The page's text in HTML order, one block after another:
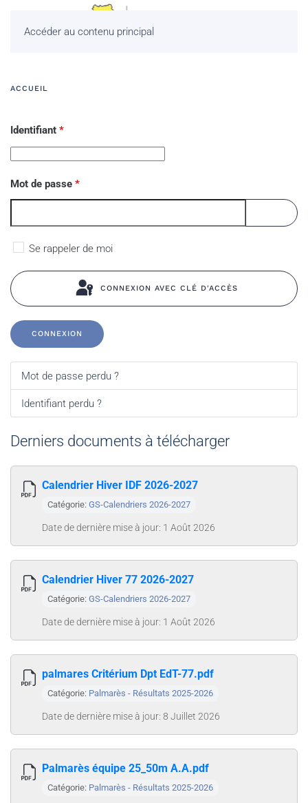
Accéder au contenu principal
ACCUEIL
Identifiant *
Mot de passe *
Se rappeler de moi
CONNEXION AVEC CLÉ D'ACCÈS
CONNEXION
Mot de passe perdu ?
Identifiant perdu ?
Derniers documents à télécharger
Calendrier Hiver IDF 2026-2027
Catégorie: GS-Calendriers 2026-2027
Date de dernière mise à jour: 1 Août 2026
Calendrier Hiver 77 2026-2027
Catégorie: GS-Calendriers 2026-2027
Date de dernière mise à jour: 1 Août 2026
palmares Critérium Dpt EdT-77.pdf
Catégorie: Palmarès - Résultats 2025-2026
Date de dernière mise à jour: 8 Juillet 2026
Palmarès équipe 25_50m A.A.pdf
Catégorie: Palmarès - Résultats 2025-2026